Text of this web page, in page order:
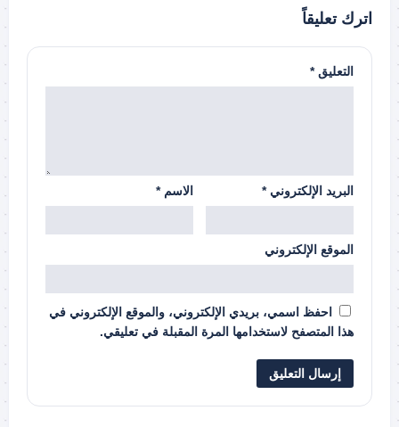
اترك تعليقاً
التعليق*
الاسم* البريد الإلكتروني*
الموقع الإلكتروني
احفظ اسمي، بريدي الإلكتروني، والموقع الإلكتروني في
هذا المتصفح لاستخدامها المرة المقبلة في تعليقي.